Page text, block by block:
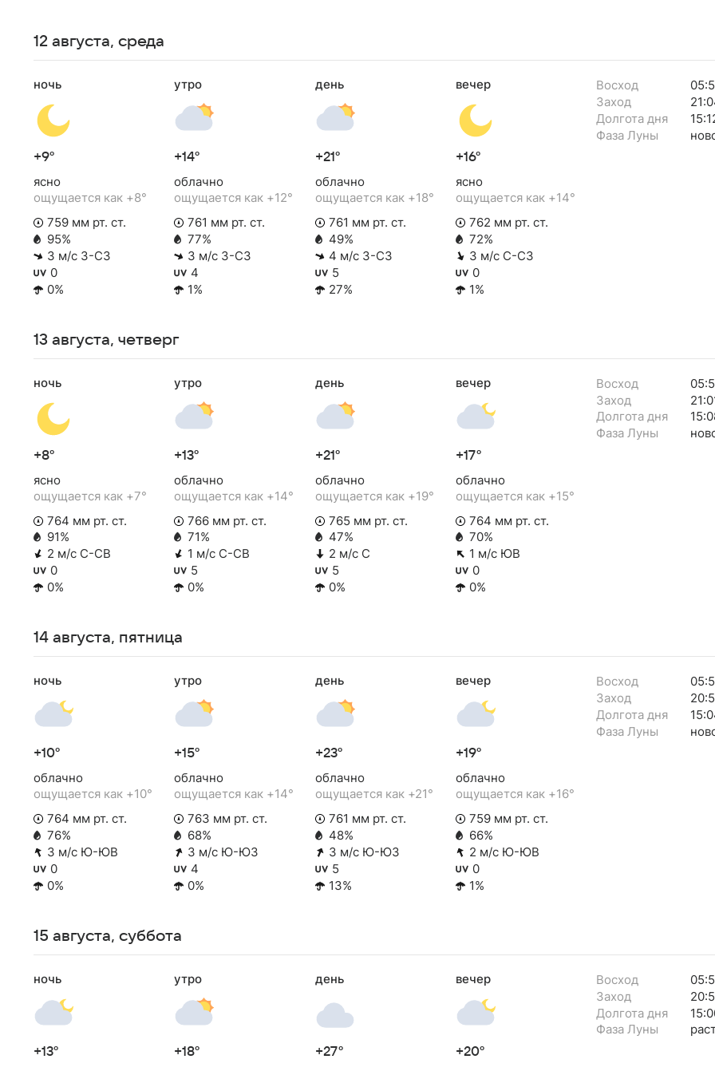
12 августа, среда
ночь
+9°
ясно
ощущается как +8°
759 мм рт. ст.
95%
3 м/с З-СЗ
0
0%
утро
+14°
облачно
ощущается как +12°
761 мм рт. ст.
77%
3 м/с З-СЗ
4
1%
день
+21°
облачно
ощущается как +18°
761 мм рт. ст.
49%
4 м/с З-СЗ
5
27%
вечер
+16°
ясно
ощущается как +14°
762 мм рт. ст.
72%
3 м/с С-СЗ
0
1%
Восход
Заход
Долгота дня
Фаза Луны
13 августа, четверг
ночь
+8°
ясно
ощущается как +7°
764 мм рт. ст.
91%
2 м/с С-СВ
0
0%
утро
+13°
облачно
ощущается как +14°
766 мм рт. ст.
71%
1 м/с С-СВ
5
0%
день
+21°
облачно
ощущается как +19°
765 мм рт. ст.
47%
2 м/с С
5
0%
вечер
+17°
облачно
ощущается как +15°
764 мм рт. ст.
70%
1 м/с ЮВ
0
0%
Восход
Заход
Долгота дня
Фаза Луны
14 августа, пятница
ночь
+10°
облачно
ощущается как +10°
764 мм рт. ст.
76%
3 м/с Ю-ЮВ
0
0%
утро
+15°
облачно
ощущается как +14°
763 мм рт. ст.
68%
3 м/с Ю-ЮЗ
4
0%
день
+23°
облачно
ощущается как +21°
761 мм рт. ст.
48%
3 м/с Ю-ЮЗ
5
13%
вечер
+19°
облачно
ощущается как +16°
759 мм рт. ст.
66%
2 м/с Ю-ЮВ
0
1%
Восход
Заход
Долгота дня
Фаза Луны
15 августа, суббота
ночь
+13°
утро
+18°
день
+27°
вечер
+20°
Восход
Заход
Долгота дня
Фаза Луны